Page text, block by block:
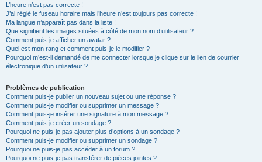
L’heure n’est pas correcte !
J’ai réglé le fuseau horaire mais l’heure n’est toujours pas correcte !
Ma langue n’apparaît pas dans la liste !
Que signifient les images situées à côté de mon nom d’utilisateur ?
Comment puis-je afficher un avatar ?
Quel est mon rang et comment puis-je le modifier ?
Pourquoi m’est-il demandé de me connecter lorsque je clique sur le lien de courrier
électronique d’un utilisateur ?
Problèmes de publication
Comment puis-je publier un nouveau sujet ou une réponse ?
Comment puis-je modifier ou supprimer un message ?
Comment puis-je insérer une signature à mon message ?
Comment puis-je créer un sondage ?
Pourquoi ne puis-je pas ajouter plus d’options à un sondage ?
Comment puis-je modifier ou supprimer un sondage ?
Pourquoi ne puis-je pas accéder à un forum ?
Pourquoi ne puis-je pas transférer de pièces jointes ?